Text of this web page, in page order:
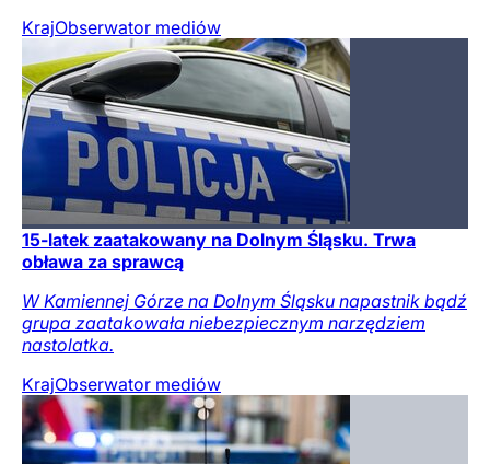
KrajObserwator mediów
15-latek zaatakowany na Dolnym Śląsku. Trwa
obława za sprawcą
W Kamiennej Górze na Dolnym Śląsku napastnik bądź
grupa zaatakowała niebezpiecznym narzędziem
nastolatka.
KrajObserwator mediów